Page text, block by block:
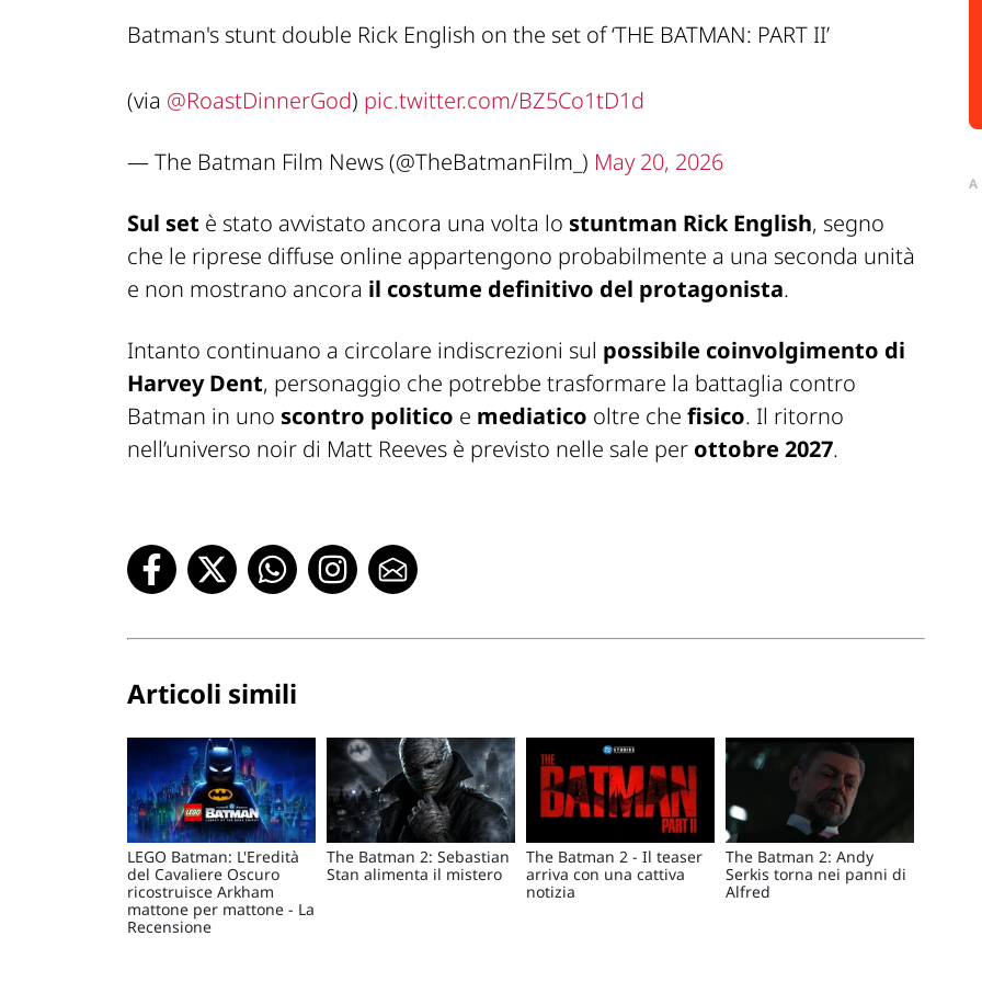
Batman's stunt double Rick English on the set of ‘THE BATMAN: PART II’
(via @RoastDinnerGod) pic.twitter.com/BZ5Co1tD1d
— The Batman Film News (@TheBatmanFilm_) May 20, 2026
Sul set è stato avvistato ancora una volta lo stuntman Rick English, segno
che le riprese diffuse online appartengono probabilmente a una seconda unità
e non mostrano ancora il costume definitivo del protagonista.
Intanto continuano a circolare indiscrezioni sul possibile coinvolgimento di
Harvey Dent, personaggio che potrebbe trasformare la battaglia contro
Batman in uno scontro politico e mediatico oltre che fisico. Il ritorno
nell’universo noir di Matt Reeves è previsto nelle sale per ottobre 2027.
Articoli simili
LEGO Batman: L'Eredità
del Cavaliere Oscuro
ricostruisce Arkham
mattone per mattone - La
Recensione
The Batman 2: Sebastian
Stan alimenta il mistero
The Batman 2 - Il teaser
arriva con una cattiva
notizia
The Batman 2: Andy
Serkis torna nei panni di
Alfred